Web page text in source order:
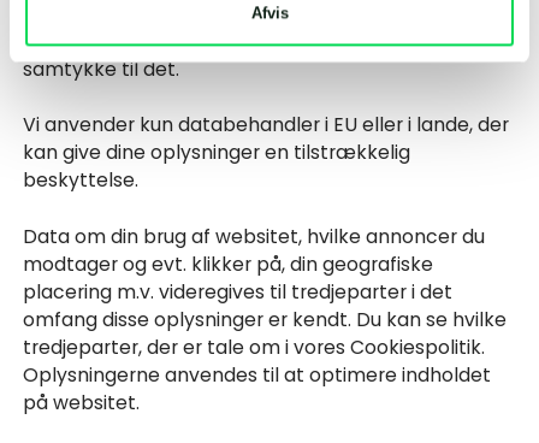
Afvis
Videregivelse af personoplysninger som navn og e-
mail m.v. til andre formål vil kun ske, hvis du giver
samtykke til det.
Vi anvender kun databehandler i EU eller i lande, der
kan give dine oplysninger en tilstrækkelig
beskyttelse.
Data om din brug af websitet, hvilke annoncer du
modtager og evt. klikker på, din geografiske
placering m.v. videregives til tredjeparter i det
omfang disse oplysninger er kendt. Du kan se hvilke
tredjeparter, der er tale om i vores Cookiespolitik.
Oplysningerne anvendes til at optimere indholdet
på websitet.